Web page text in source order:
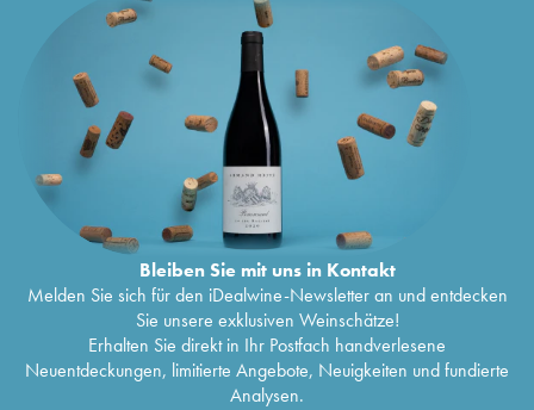
Bleiben Sie mit uns in Kontakt
Melden Sie sich für den iDealwine-Newsletter an und entdecken
Sie unsere exklusiven Weinschätze!
Erhalten Sie direkt in Ihr Postfach handverlesene
Neuentdeckungen, limitierte Angebote, Neuigkeiten und fundierte
Analysen.